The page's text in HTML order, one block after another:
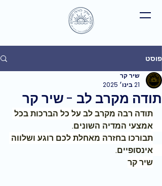
פוסט
תודה מקרב לב - שיר קר
שיר קר
21 בינו׳ 2025
תודה רבה מקרב לב על כל הברכות בכל
אמצעי המדיה השונים.
תבורכו בחזרה מאחלת לכם רוגע ושלווה
אינסופיים.
שיר קר